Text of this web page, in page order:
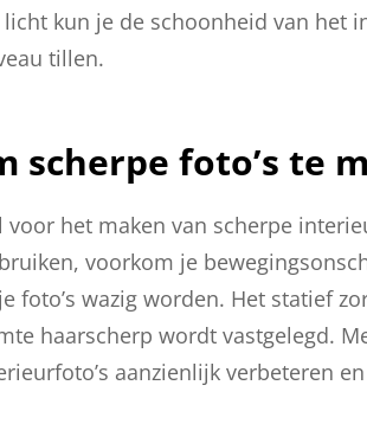
kun je de schoonheid van het
tillen.
scherpe foto’s te
het maken van scherpe
voorkom je
foto’s wazig worden. Het statief
haarscherp wordt vastgelegd.
aanzienlijk verbeteren